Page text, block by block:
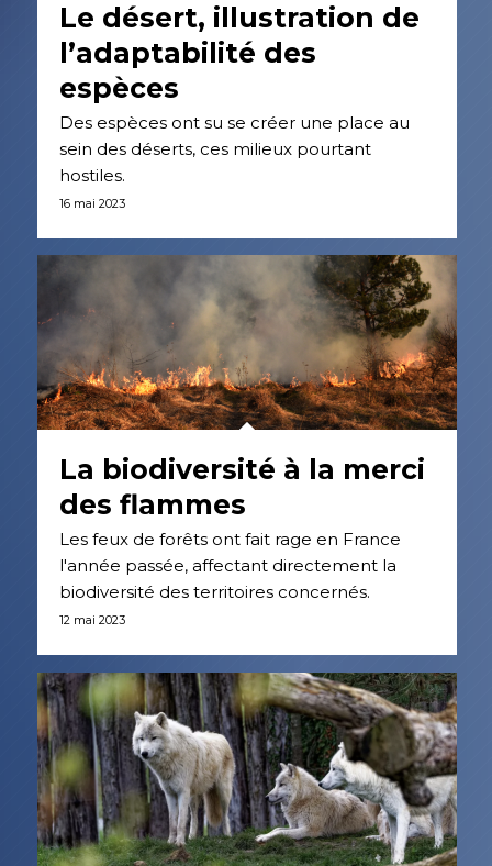
Le désert, illustration de
l’adaptabilité des
espèces
Des espèces ont su se créer une place au
sein des déserts, ces milieux pourtant
hostiles.
16 mai 2023
La biodiversité à la merci
des flammes
Les feux de forêts ont fait rage en France
l'année passée, affectant directement la
biodiversité des territoires concernés.
12 mai 2023